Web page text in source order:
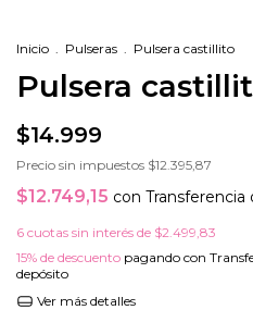
Inicio . Pulseras . Pulsera castillito
Pulsera
$14.999
Precio sin impuestos $12.395,87
$12.749,15 con Transferencia
6 cuotas sin interés de $2.499,83
15% de descuento pagando con
depósito
Ver más detalles